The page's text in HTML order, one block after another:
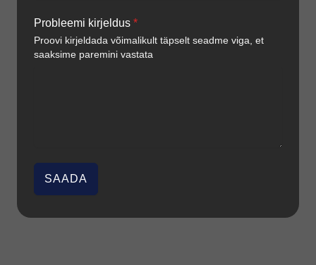
Probleemi kirjeldus *
Proovi kirjeldada võimalikult täpselt seadme viga, et
saaksime paremini vastata
SAADA